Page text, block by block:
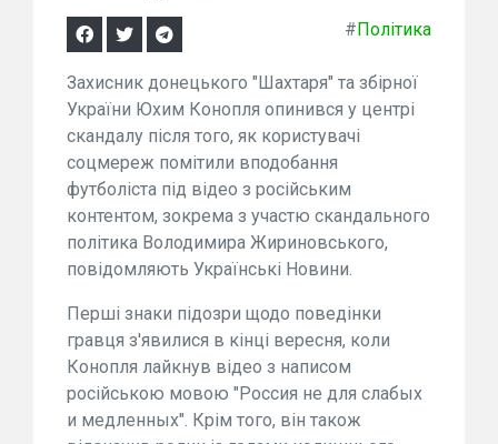
#Політика
Захисник донецького "Шахтаря" та збірної
України Юхим Конопля опинився у центрі
скандалу після того, як користувачі
соцмереж помітили вподобання
футболіста під відео з російським
контентом, зокрема з участю скандального
політика Володимира Жириновського,
повідомляють Українські Новини.
Перші знаки підозри щодо поведінки
гравця з'явилися в кінці вересня, коли
Конопля лайкнув відео з написом
російською мовою "Россия не для слабых
и медленных". Крім того, він також